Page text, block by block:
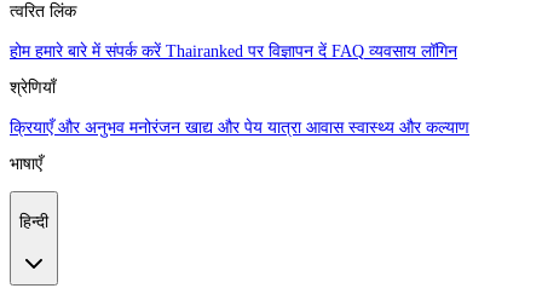
त्वरित लिंक
होम हमारे बारे में संपर्क करें Thairanked पर विज्ञापन दें FAQ व्यवसाय लॉगिन
श्रेणियाँ
क्रियाएँ और अनुभव मनोरंजन खाद्य और पेय यात्रा आवास स्वास्थ्य और कल्याण
भाषाएँ
हिन्दी